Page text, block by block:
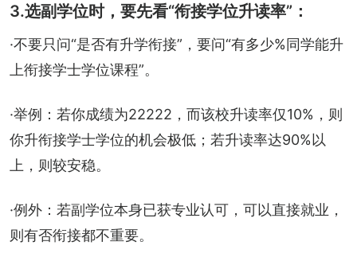
3.选副学位时，要先看“衔接学位升读率”：
·不要只问“是否有升学衔接”，要问“有多少%同学能升
上衔接学士学位课程”。
·举例：若你成绩为22222，而该校升读率仅10%，则
你升衔接学士学位的机会极低；若升读率达90%以
上，则较安稳。
·例外：若副学位本身已获专业认可，可以直接就业，
则有否衔接都不重要。